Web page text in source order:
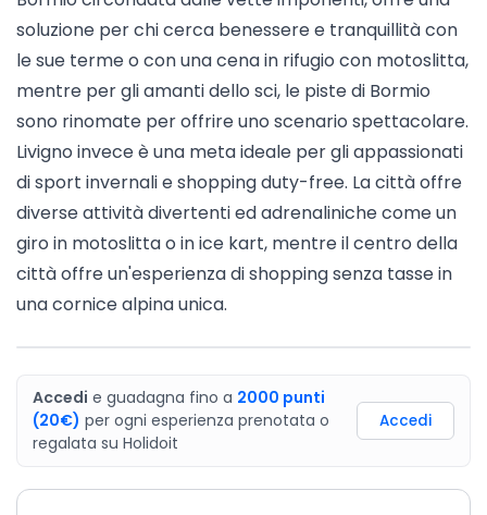
soluzione per chi cerca benessere e tranquillità con
le sue terme o con unacena in rifugio con motoslitta,
mentre per gli amanti dello sci, le piste di Bormio
sono rinomate per offrire uno scenario spettacolare.
Livigno invece è una meta ideale per gli appassionati
di sport invernali e shopping duty-free. La città offre
diverse attività divertenti ed adrenaliniche come un
giro in motoslittao inice kart, mentre il centro della
città offre un'esperienza di shopping senza tasse in
una cornice alpina unica.
Accedi e guadagna fino a 2000 punti
(20€) per ogni esperienza prenotata o
regalata su Holidoit
Accedi